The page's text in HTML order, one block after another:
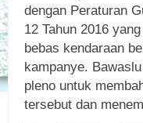
dengan Peraturan
12 Tahun 2016
bebas kendaraan
kampanye.
pleno untuk
tersebut dan